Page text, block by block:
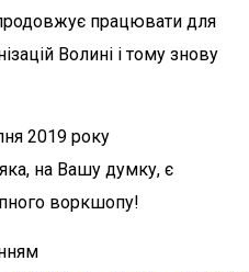
працювати для
Волині і тому знову
2019 року
на Вашу думку, є
воркшопу!